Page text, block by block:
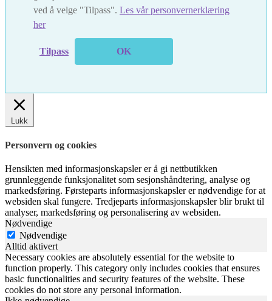
ved å velge "Tilpass". Les vår personvernerklæring
her
Tilpass OK
Lukk
Personvern og cookies
Hensikten med informasjonskapsler er å gi nettbutikken
grunnleggende funksjonalitet som sesjonshåndtering, analyse og
markedsføring. Førsteparts informasjonskapsler er nødvendige for at
websiden skal fungere. Tredjeparts informasjonskapsler blir brukt til
analyser, markedsføring og personalisering av websiden.
Nødvendige
Nødvendige
Alltid aktivert
Necessary cookies are absolutely essential for the website to
function properly. This category only includes cookies that ensures
basic functionalities and security features of the website. These
cookies do not store any personal information.